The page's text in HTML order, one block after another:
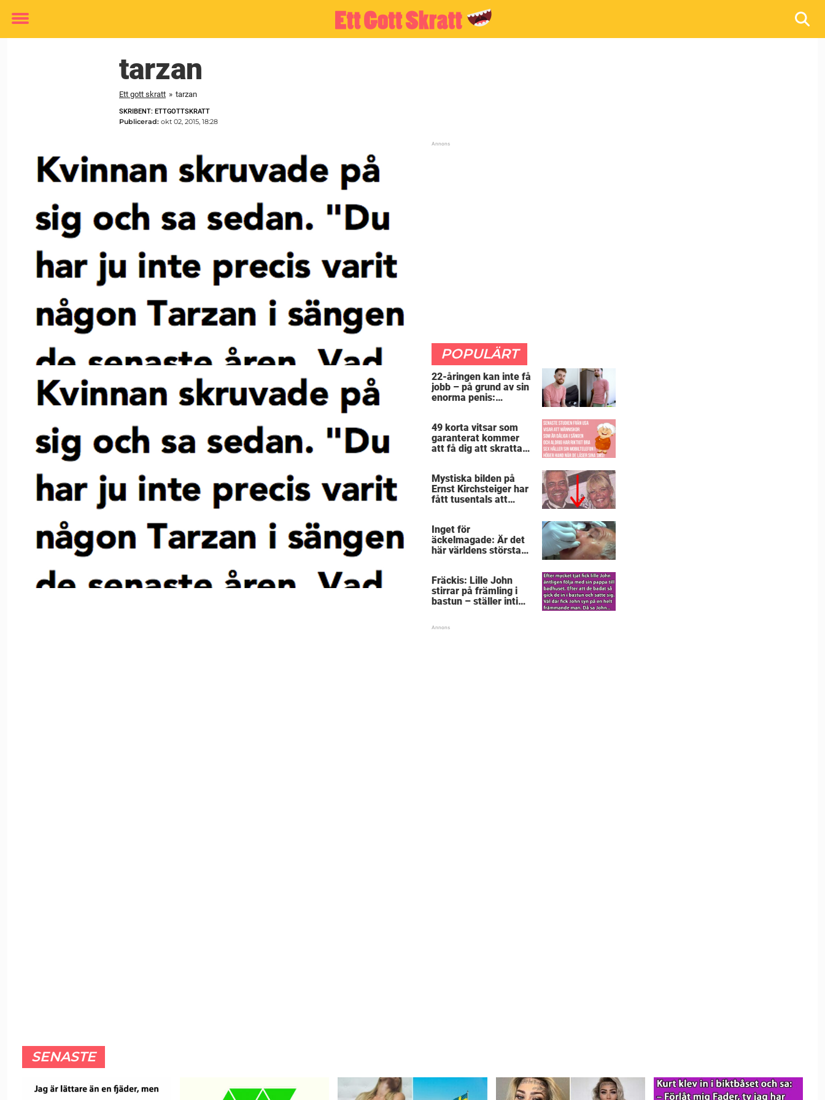
Toggle
tarzan
Ett gott skratt » tarzan
SKRIBENT: ETTGOTTSKRATT
Publicerad: okt 02, 2015, 18:28
POPULÄRT
22-åringen kan inte få
jobb – på grund av sin
enorma penis:
49 korta vitsar som
garanterat kommer
att få dig att skratta
Mystiska bilden på
Ernst Kirchsteiger har
fått tusentals att
Inget för
äckelmagade: Är det
här världens största
Fräckis: Lille John
stirrar på främling i
bastun – ställer intim
SENASTE